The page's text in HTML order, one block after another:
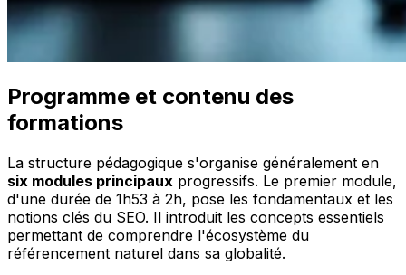
Programme et contenu des
formations
La structure pédagogique s'organise généralement en
six modules principaux progressifs. Le premier module,
d'une durée de 1h53 à 2h, pose les fondamentaux et les
notions clés du SEO. Il introduit les concepts essentiels
permettant de comprendre l'écosystème du
référencement naturel dans sa globalité.